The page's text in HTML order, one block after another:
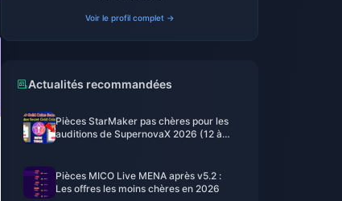
Voir le profil complet →
Actualités recommandées
Pièces StarMaker pas chères pour les
auditions de SupernovaX 2026 (12 à
Pièces MICO Live MENA après v5.2 :
Les offres les moins chères en 2026